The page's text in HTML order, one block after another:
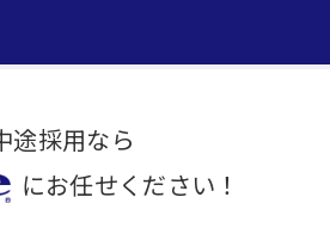
途採用なら
にお任せください！